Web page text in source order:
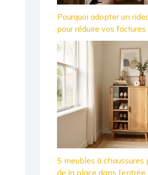
Pourquoi adopter un
pour réduire vos factures
5 meubles à chaussures
de la place dans l’entrée